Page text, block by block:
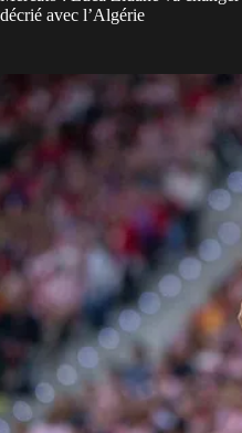
décrié avec l’Algérie